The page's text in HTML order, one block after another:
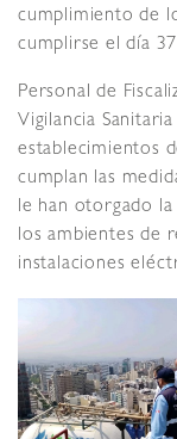
cumplimiento de
cumplirse el día
Personal de
Vigilancia
establecimientos
cumplan las
le han otorgado la
los ambientes de
instalaciones